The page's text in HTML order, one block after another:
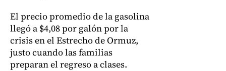
El precio promedio de la gasolina
llegó a $4,08 por galón por la
crisis en el Estrecho de Ormuz,
justo cuando las familias
preparan el regreso a clases.